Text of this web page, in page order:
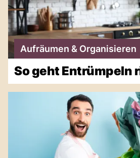
Aufräumen & Organisieren
So geht Entrümpeln